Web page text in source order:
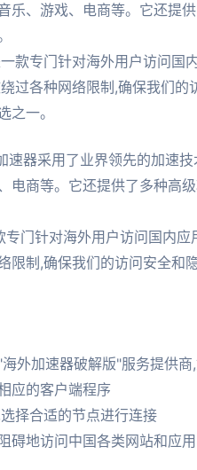
乐、游戏、电商等。它还提
款专门针对海外用户访问国
过各种网络限制,确保我们
之一。
速器采用了业界领先的加速
电商等。它还提供了多种高
专门针对海外用户访问国内
限制,确保我们的访问安全和
外加速器破解版"服务提供
应的客户端程序
择合适的节点进行连接
碍地访问中国各类网站和应用